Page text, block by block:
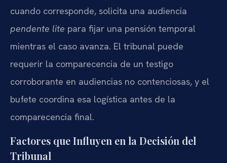
cuando corresponde, solicita una audiencia
pendente lite para fijar una pensión temporal
mientras el caso avanza. El tribunal puede
requerir la comparecencia de un testigo
corroborante en audiencias no contenciosas, y el
bufete coordina esa logística antes de la
comparecencia final.
Factores que Influyen en la Decisión del
Tribunal